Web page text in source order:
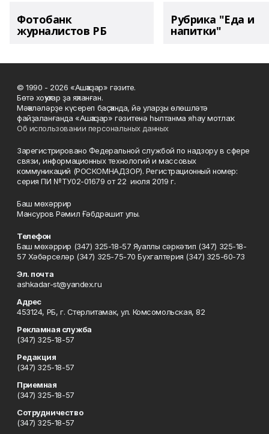
Фотобанк
журналистов РБ
Рубрика "Еда и
напитки"
© 1990 - 2026 «Ашҡаҙар» гәзите.
Бөтә хоҡуҡтар ҙа яҡланған.
Мәҡәләләрҙе күсереп баҫҡанда, йә уларҙы өлөшләтә
файҙаланғанда «Ашҡаҙар» гәзитенә һылтанма яһау мотлаҡ.
Об использовании персональных данных
Зарегистрировано Федеральной службой по надзору в сфере
связи, информационных технологий и массовых
коммуникаций (РОСКОМНАДЗОР). Регистрационный номер:
серия ПИ №ТУ02-01679 от 22 июля 2019 г.
Баш мөхәррир
Мансуров Рәмил Ғәбдрәшит улы.
Телефон
Баш мөхәррир (347) 325-18-57 Яуаплы сәркәтип (347) 325-18-
57 Хәбәрселәр (347) 325-75-70 Бухгалтерия (347) 325-60-73
Эл. почта
ashkadar-st@yandex.ru
Адрес
453124, РБ, г. Стерлитамак, ул. Комсомольская, 82
Рекламная служба
(347) 325-18-57
Редакция
(347) 325-18-57
Приемная
(347) 325-18-57
Сотрудничество
(347) 325-18-57